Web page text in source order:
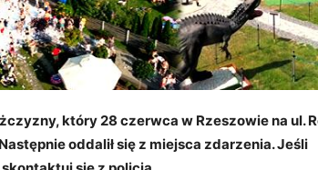
który 28 czerwca w Rzeszowie na ul.
oddalił się z miejsca zdarzenia. Jeśli